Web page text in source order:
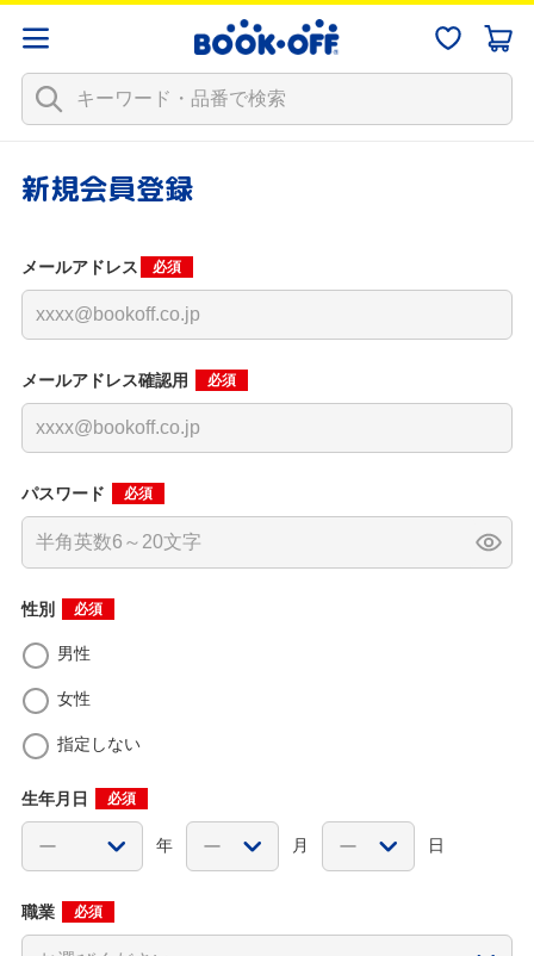
新規会員登録
メールアドレス 必須
メールアドレス確認用 必須
パスワード 必須
性別 必須
男性
女性
指定しない
生年月日 必須
年 月 日
職業 必須